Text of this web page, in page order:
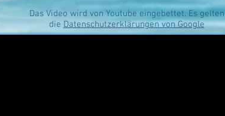
Das Video wird von Youtube eingebettet. Es gelten
die Datenschutzerklärungen von Google